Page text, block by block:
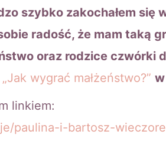
szybko zakochałem się
radość, że mam taką
oraz rodzice czwórki
„Jak wygrać małżeństwo?”
linkiem:
paulina-i-bartosz-